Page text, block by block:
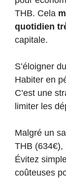
THB. Cela
quotidien
capitale.
S’éloigner
Habiter en
C’est une
limiter les
Malgré un
THB (634€),
Évitez
coûteuses